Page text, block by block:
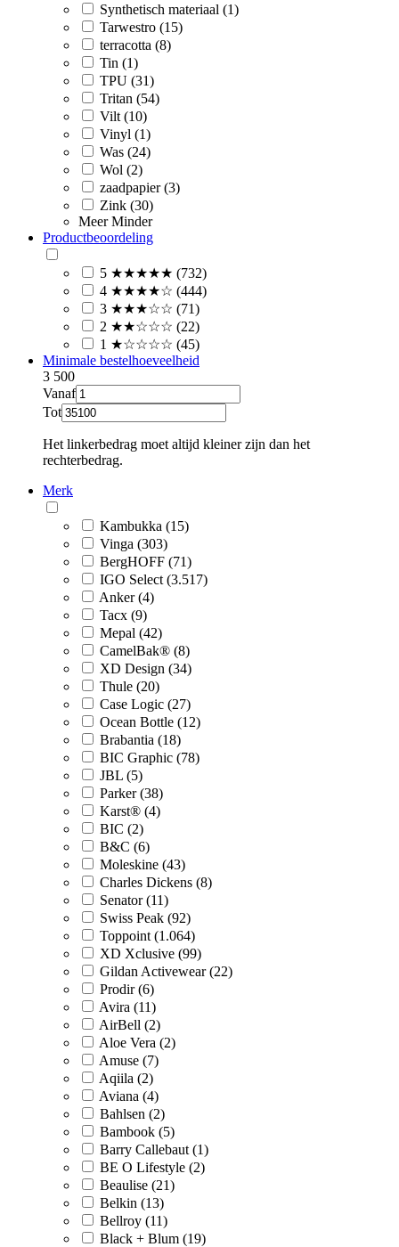
Synthetisch materiaal (1)
Tarwestro (15)
terracotta (8)
Tin (1)
TPU (31)
Tritan (54)
Vilt (10)
Vinyl (1)
Was (24)
Wol (2)
zaadpapier (3)
Zink (30)
Meer Minder
Productbeoordeling
5 ★★★★★ (732)
4 ★★★★☆ (444)
3 ★★★☆☆ (71)
2 ★★☆☆☆ (22)
1 ★☆☆☆☆ (45)
Minimale bestelhoeveelheid
3 500
Vanaf
Tot
Het linkerbedrag moet altijd kleiner zijn dan het
rechterbedrag.
Merk
Kambukka (15)
Vinga (303)
BergHOFF (71)
IGO Select (3.517)
Anker (4)
Tacx (9)
Mepal (42)
CamelBak® (8)
XD Design (34)
Thule (20)
Case Logic (27)
Ocean Bottle (12)
Brabantia (18)
BIC Graphic (78)
JBL (5)
Parker (38)
Karst® (4)
BIC (2)
B&C (6)
Moleskine (43)
Charles Dickens (8)
Senator (11)
Swiss Peak (92)
Toppoint (1.064)
XD Xclusive (99)
Gildan Activewear (22)
Prodir (6)
Avira (11)
AirBell (2)
Aloe Vera (2)
Amuse (7)
Aqiila (2)
Aviana (4)
Bahlsen (2)
Bambook (5)
Barry Callebaut (1)
BE O Lifestyle (2)
Beaulise (21)
Belkin (13)
Bellroy (11)
Black + Blum (19)